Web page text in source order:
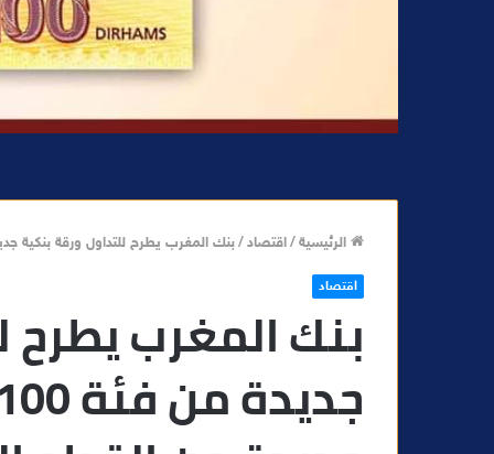
الرئيسية/اقتصاد/بنك المغرب يطرح للتداول ورقة بنكية جديدة من فئة 100 درهم وسلسلة
اقتصاد
بنك المغرب يطرح